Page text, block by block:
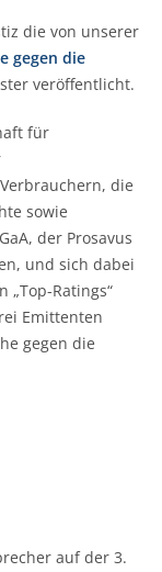
die von unserer
gegen die
veröffentlicht.
für
die
sowie
der Prosavus
und sich dabei
Ratings“
Emittenten
gegen die
auf der 3.